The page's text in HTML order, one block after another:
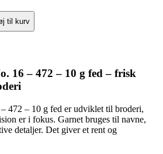
til kurv
16 – 472 – 10 g fed – frisk
472 – 10 g fed er udviklet til broderi,
er i fokus. Garnet bruges til navne,
detaljer. Det giver et rent og